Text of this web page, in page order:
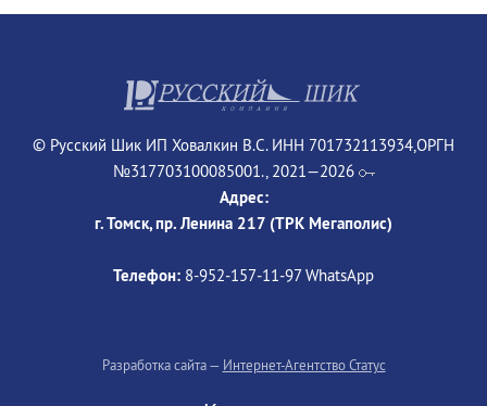
© Русский Шик ИП Ховалкин В.С. ИНН 701732113934,ОРГН
№317703100085001., 2021—2026
Адрес:
г. Томск, пр. Ленина 217 (ТРК Мегаполис)
Телефон: 8-952‒157‒11‒97 WhatsApp
Разработка сайта — Интернет-Агентство Статус